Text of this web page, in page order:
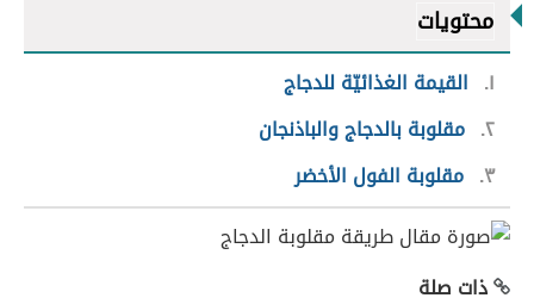
محتويات
١
القيمة الغذائيّة للدجاج
٢ مقلوبة بالدجاج والباذنجان
٣ مقلوبة الفول الأخضر
ذات صلة